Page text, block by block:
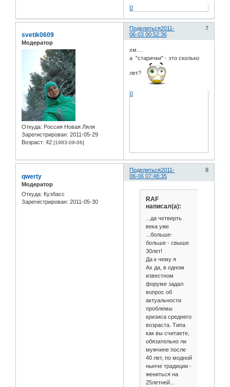
0
Поделиться 7
2011-
06-03 00:52:36
svetik0609
Модератор
Откуда: Россия Новая Ляля
Зарегистрирован: 2011-05-29
Возраст: 42 [1983-09-06]
хм....
а "старички" - это сколько
лет?
0
Поделиться 8
2011-
06-06 07:48:35
qwerty
Модератор
Откуда: Кузбасс
Зарегистрирован: 2011-05-30
RAF
написал(а):
...да четверть
века уже
...больше-
больше - свыше
30лет!
Да к чему я
Ах да, в одном
известном
форуме задал
вопрос об
актуальности
проблемы
кризиса среднего
возраста. Типа
как вы считаете,
обязательно ли
мужчине после
40 лет, по модной
нынче традиции -
жениться на
25летней...